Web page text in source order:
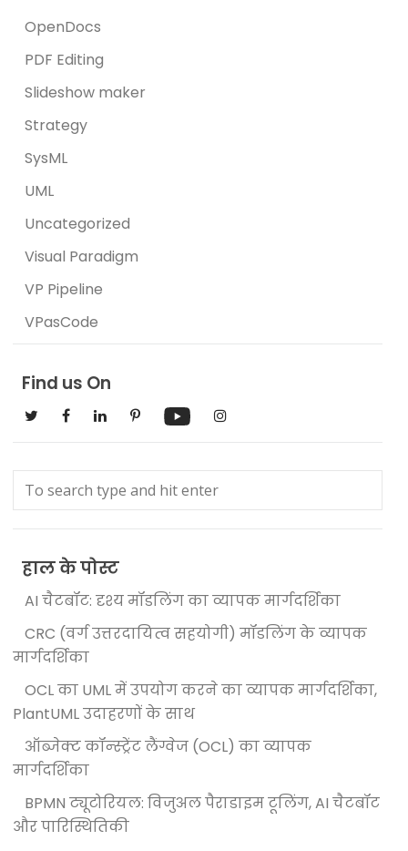
OpenDocs
PDF Editing
Slideshow maker
Strategy
SysML
UML
Uncategorized
Visual Paradigm
VP Pipeline
VPasCode
Find us On
हाल के पोस्ट
AI चैटबॉट: दृश्य मॉडलिंग का व्यापक मार्गदर्शिका
CRC (वर्ग उत्तरदायित्व सहयोगी) मॉडलिंग के व्यापक
मार्गदर्शिका
OCL का UML में उपयोग करने का व्यापक मार्गदर्शिका,
PlantUML उदाहरणों के साथ
ऑब्जेक्ट कॉन्स्ट्रेंट लैंग्वेज (OCL) का व्यापक
मार्गदर्शिका
BPMN ट्यूटोरियल: विजुअल पैराडाइम टूलिंग, AI चैटबॉट
और पारिस्थितिकी